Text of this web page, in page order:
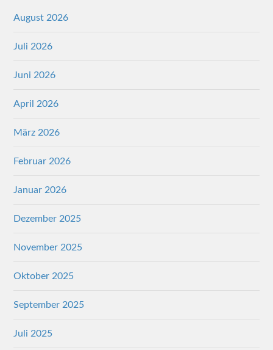
August 2026
Juli 2026
Juni 2026
April 2026
März 2026
Februar 2026
Januar 2026
Dezember 2025
November 2025
Oktober 2025
September 2025
Juli 2025